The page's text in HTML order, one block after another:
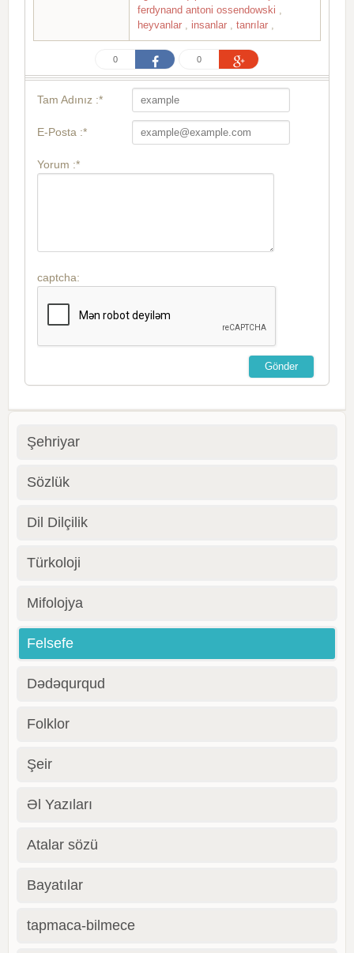
ferdynand antoni ossendowski
heyvanlar
insanlar tanrılar
0 0
Tam Adınız :*
E-Posta :*
Yorum :*
captcha:
Şehriyar
Sözlük
Dil Dilçilik
Türkoloji
Mifolojya
Felsefe
Dədəqurqud
Folklor
Şeir
Əl Yazıları
Atalar sözü
Bayatılar
tapmaca-bilmece